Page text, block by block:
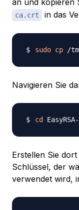
an und kopieren
ca.crt in das
sudo cp /
Navigieren Sie
cd EasyRSA-
Erstellen Sie
Schlüssel, der
verwendet wird,